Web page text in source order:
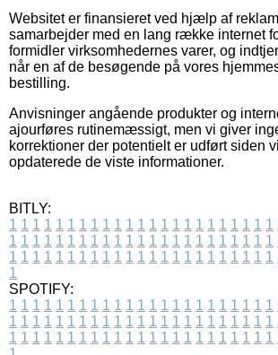
Websitet er finansieret ved hjælp af
samarbejder med en lang række internet
formidler virksomhedernes varer, og
når en af de besøgende på vores
bestilling.
Anvisninger angående produkter og
ajourføres rutinemæssigt, men vi giver
korrektioner der potentielt er udført siden
opdaterede de viste informationer.
BITLY:
1 1 1 1 1 1 1 1 1 1 1 1 1 1 1 1 1 1 1 1 1 1 1
1 1 1 1 1 1 1 1 1 1 1 1 1 1 1 1 1 1 1 1 1 1 1
1 1 1 1 1 1 1 1 1 1 1 1 1 1 1 1 1 1 1 1 1 1 1
1
SPOTIFY:
1 1 1 1 1 1 1 1 1 1 1 1 1 1 1 1 1 1 1 1 1 1 1
1 1 1 1 1 1 1 1 1 1 1 1 1 1 1 1 1 1 1 1 1 1 1
1 1 1 1 1 1 1 1 1 1 1 1 1 1 1 1 1 1 1 1 1 1 1